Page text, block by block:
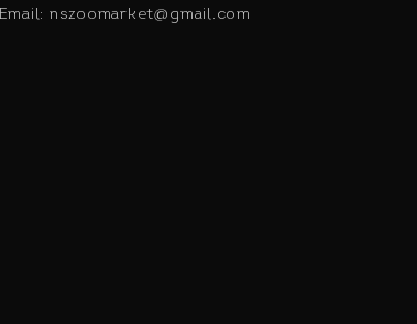
Email: nszoomarket@gmail.com